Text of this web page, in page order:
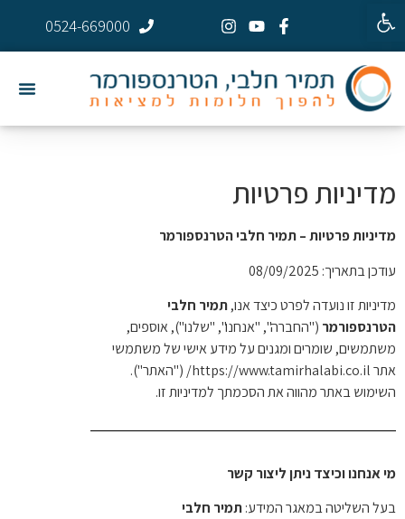
פתח סרגל נגישות
0524-669000
מדיניות פרטיות
מדיניות פרטיות – תמיר חלבי הטרנספורמר
עודכן בתאריך: 08/09/2025
מדיניות זו נועדה לפרט כיצד אנו,תמיר חלבי
הטרנספורמר ("החברה", "אנחנו", "שלנו"), אוספים,
משתמשים, שומרים ומגנים על מידע אישי של משתמשי
אתר https://www.tamirhalabi.co.il/ ("האתר").
השימוש באתר מהווה את הסכמתך למדיניות זו.
מי אנחנו וכיצד ניתן ליצור קשר
בעל השליטה במאגר המידע:תמיר חלבי